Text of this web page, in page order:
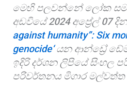
o
k
p
p
r
e
මෙහි පලවන්නේ ලෝක
අඩවියේ 2024 අප්‍රේල් 07
against humanity”: Six
genocide‘යන ආන්ඩ්‍රේ
ඉදිරි දර්ශන ලිපියේ සිංහල
පරිවර්තනය මිගාර